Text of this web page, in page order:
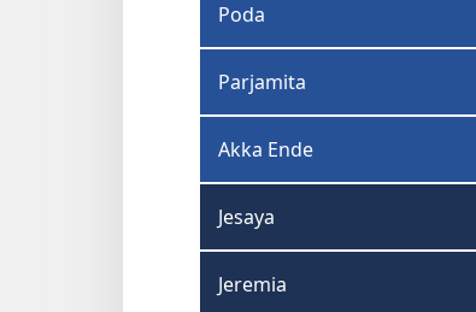
Poda
Parjamita
Akka Ende
Jesaya
Jeremia